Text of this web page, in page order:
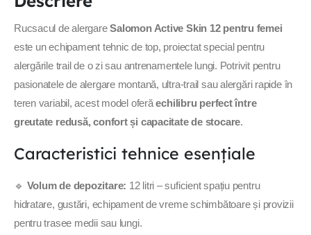
Rucsacul de alergareSalomon Active Skin 12 pentru femei
este un echipament tehnic de top, proiectat special pentru
alergările trail de o zi sau antrenamentele lungi. Potrivit pentru
pasionatele de alergare montană, ultra-trail sau alergări rapide în
teren variabil, acest model oferăechilibru perfect între
greutate redusă, confort și capacitate de stocare.
Caracteristici tehnice esențiale
🔹 Volum de depozitare: 12 litri – suficient spațiu pentru
hidratare, gustări, echipament de vreme schimbătoare și provizii
pentru trasee medii sau lungi.